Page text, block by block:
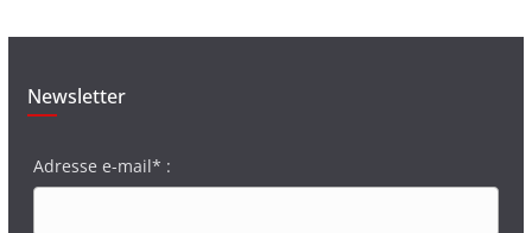
Newsletter
Adresse e-mail* :